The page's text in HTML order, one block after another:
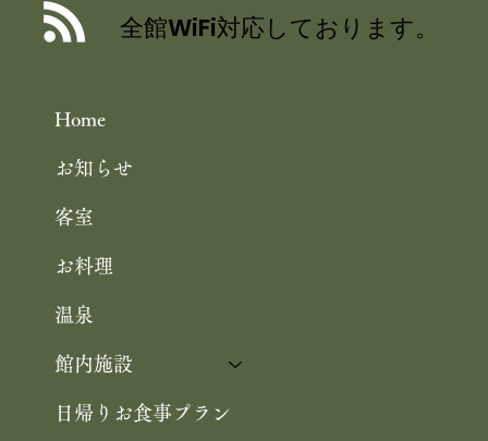
／舞鶴引揚記念館 企画展「ウズベキス
Home
お知らせ
客室
お料理
温泉
館内施設
日帰りお食事プラン
全館WiFi対応しております。